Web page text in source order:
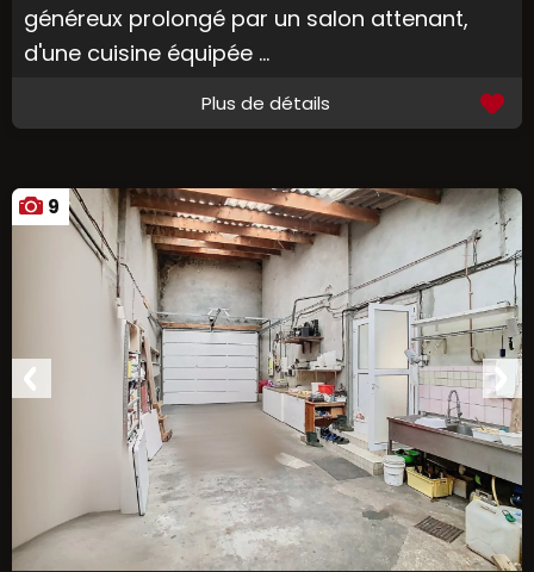
généreux prolongé par un salon attenant,
d'une cuisine équipée ...
Plus de détails
9